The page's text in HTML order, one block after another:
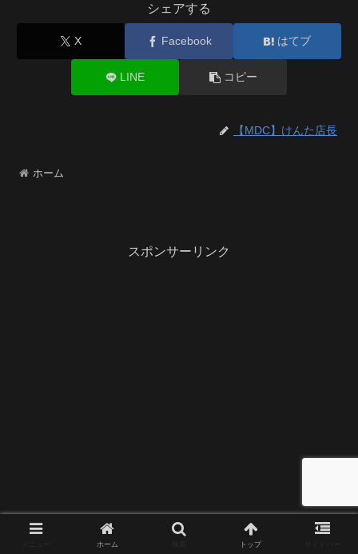
シェアする
X Facebook はてブ
LINE コピー
【MDC】けんた店長
ホーム
スポンサーリンク
ホーム トップ